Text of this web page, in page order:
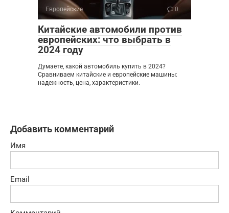
Европейские 0
Китайские автомобили против
европейских: что выбрать в
2024 году
Думаете, какой автомобиль купить в 2024?
Сравниваем китайские и европейские машины:
надежность, цена, характеристики.
Добавить комментарий
Имя
Email